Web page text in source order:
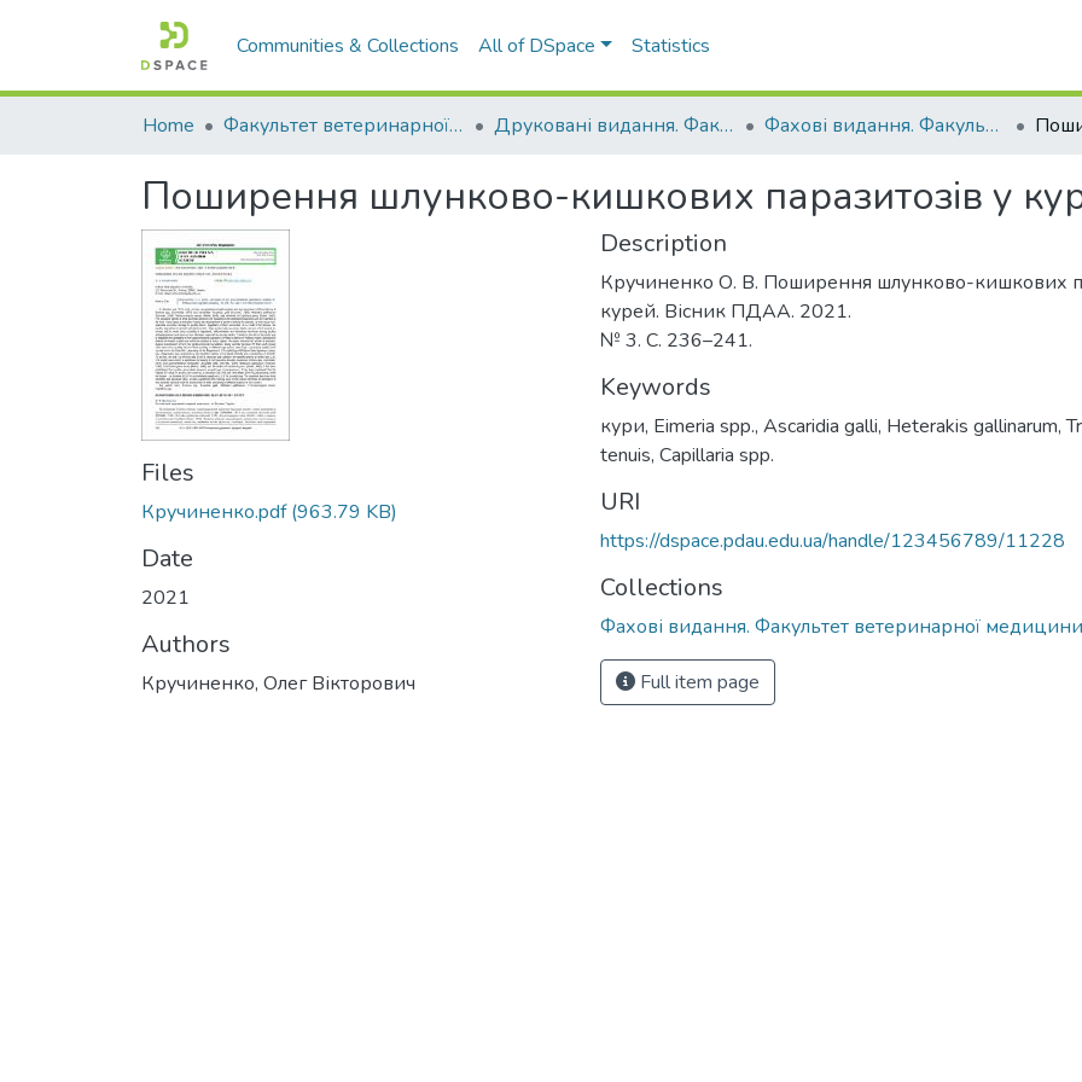
Communities & Collections All of DSpace Statistics
Home Факультет ветеринарної медицини Друковані видання. Факультет ветеринарної медицини Фахові видання. Факультет ветеринарної медицини
Поширення шлунково-кишкових паразитозів у
Files
Кручиненко.pdf(963.79 KB)
Date
2021
Authors
Кручиненко, Олег Вікторович
Description
Кручиненко О. В. Поширення шлунково-кишкових
курей. Вісник ПДАА. 2021.
№ 3. С. 236–241.
Keywords
кури, Eimeria spp., Ascaridia galli, Heterakis gallinarum,
tenuis, Capillaria spp.
URI
https://dspace.pdau.edu.ua/handle/123456789/11228
Collections
Фахові видання. Факультет ветеринарної медицини
Full item page